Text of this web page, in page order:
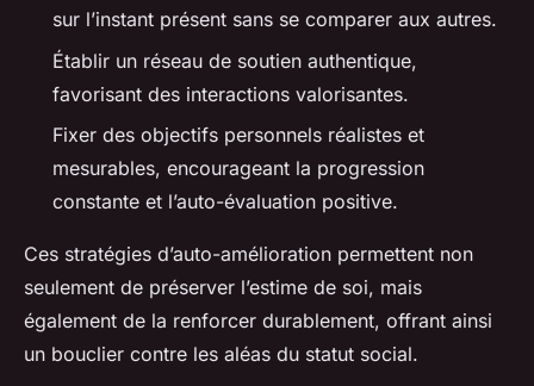
sur l’instant présent sans se comparer aux autres.
Établir un réseau de soutien authentique,
favorisant des interactions valorisantes.
Fixer des objectifs personnels réalistes et
mesurables, encourageant la progression
constante et l’auto-évaluation positive.
Ces stratégies d’auto-amélioration permettent non
seulement de préserver l’estime de soi, mais
également de la renforcer durablement, offrant ainsi
un bouclier contre les aléas du statut social.